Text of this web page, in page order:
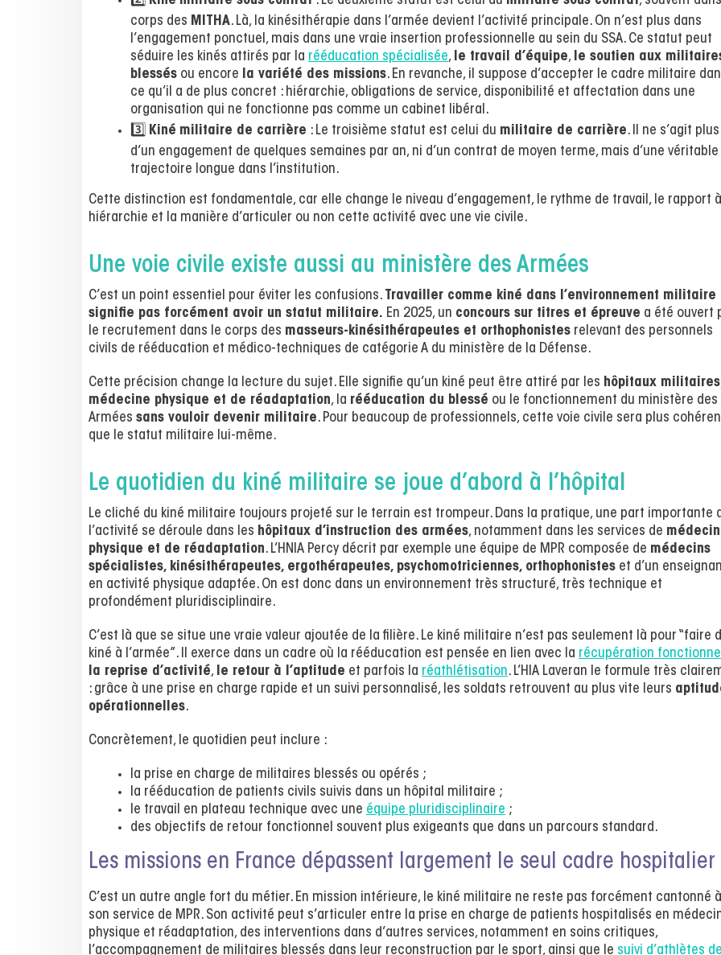
corps des MITHA. Là, la kinésithérapie dans l’armée devient l’activité principale. On n’est plus dans
l’engagement ponctuel, mais dans une vraie insertion professionnelle au sein du SSA. Ce statut peut
séduire les kinés attirés par la rééducation spécialisée, le travail d’équipe, le soutien aux
blessés ou encore la variété des missions. En revanche, il suppose d’accepter le cadre militaire
ce qu’il a de plus concret : hiérarchie, obligations de service, disponibilité et affectation dans une
organisation qui ne fonctionne pas comme un cabinet libéral.
3️⃣ Kiné militaire de carrière : Le troisième statut est celui du militaire de carrière. Il ne s’agit plus
d’un engagement de quelques semaines par an, ni d’un contrat de moyen terme, mais d’une véritable
trajectoire longue dans l’institution.
Cette distinction est fondamentale, car elle change le niveau d’engagement, le rythme de travail, le rapport
hiérarchie et la manière d’articuler ou non cette activité avec une vie civile.
Une voie civile existe aussi au ministère des Armées
C’est un point essentiel pour éviter les confusions. Travailler comme kiné dans l’environnement militaire
signifie pas forcément avoir un statut militaire. En 2025, un concours sur titres et épreuve a été ouvert
le recrutement dans le corps des masseurs-kinésithérapeutes et orthophonistes relevant des personnels
civils de rééducation et médico-techniques de catégorie A du ministère de la Défense.
Cette précision change la lecture du sujet. Elle signifie qu’un kiné peut être attiré par les hôpitaux militaires
médecine physique et de réadaptation, la rééducation du blessé ou le fonctionnement du ministère des
Armées sans vouloir devenir militaire. Pour beaucoup de professionnels, cette voie civile sera plus
que le statut militaire lui-même.
Le quotidien du kiné militaire se joue d’abord à l’hôpital
Le cliché du kiné militaire toujours projeté sur le terrain est trompeur. Dans la pratique, une part importante
l’activité se déroule dans les hôpitaux d’instruction des armées, notamment dans les services de
physique et de réadaptation. L’HNIA Percy décrit par exemple une équipe de MPR composée de médecins
spécialistes, kinésithérapeutes, ergothérapeutes, psychomotriciennes, orthophonistes et d’un
en activité physique adaptée. On est donc dans un environnement très structuré, très technique et
profondément pluridisciplinaire.
C’est là que se situe une vraie valeur ajoutée de la filière. Le kiné militaire n’est pas seulement là pour “faire
kiné à l’armée”. Il exerce dans un cadre où la rééducation est pensée en lien avec la récupération
la reprise d’activité, le retour à l’aptitude et parfois la réathlétisation. L’HIA Laveran le formule très
: grâce à une prise en charge rapide et un suivi personnalisé, les soldats retrouvent au plus vite leurs
opérationnelles.
Concrètement, le quotidien peut inclure :
la prise en charge de militaires blessés ou opérés ;
la rééducation de patients civils suivis dans un hôpital militaire ;
le travail en plateau technique avec une équipe pluridisciplinaire ;
des objectifs de retour fonctionnel souvent plus exigeants que dans un parcours standard.
Les missions en France dépassent largement le seul cadre hospitalier
C’est un autre angle fort du métier. En mission intérieure, le kiné militaire ne reste pas forcément cantonné à
son service de MPR. Son activité peut s’articuler entre la prise en charge de patients hospitalisés en
physique et réadaptation, des interventions dans d’autres services, notamment en soins critiques,
l’accompagnement de militaires blessés dans leur reconstruction par le sport, ainsi que le suivi d’athlètes